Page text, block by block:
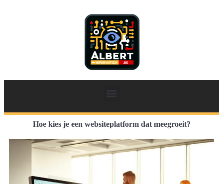
Hoe kies je een websiteplatform dat meegroeit?